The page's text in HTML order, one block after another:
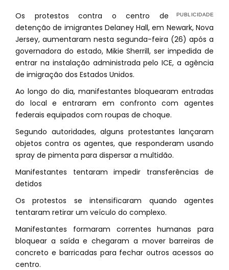
Os protestos contra o centro de
detenção de imigrantes Delaney Hall, em Newark, Nova
Jersey, aumentaram nesta segunda-feira (26) após a
governadora do estado, Mikie Sherrill, ser impedida de
entrar na instalação administrada pelo ICE, a agência
de imigração dos Estados Unidos.
Ao longo do dia, manifestantes bloquearam entradas
do local e entraram em confronto com agentes
federais equipados com roupas de choque.
Segundo autoridades, alguns protestantes lançaram
objetos contra os agentes, que responderam usando
spray de pimenta para dispersar a multidão.
Manifestantes tentaram impedir transferências de
detidos
Os protestos se intensificaram quando agentes
tentaram retirar um veículo do complexo.
Manifestantes formaram correntes humanas para
bloquear a saída e chegaram a mover barreiras de
concreto e barricadas para fechar outros acessos ao
centro.